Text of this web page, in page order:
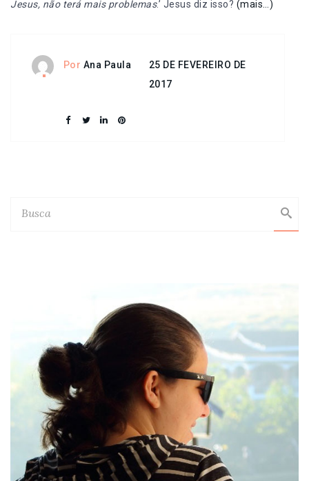
Jesus, não terá mais problemas.’ Jesus diz isso? (mais…)
Por Ana Paula
25 DE FEVEREIRO DE
2017